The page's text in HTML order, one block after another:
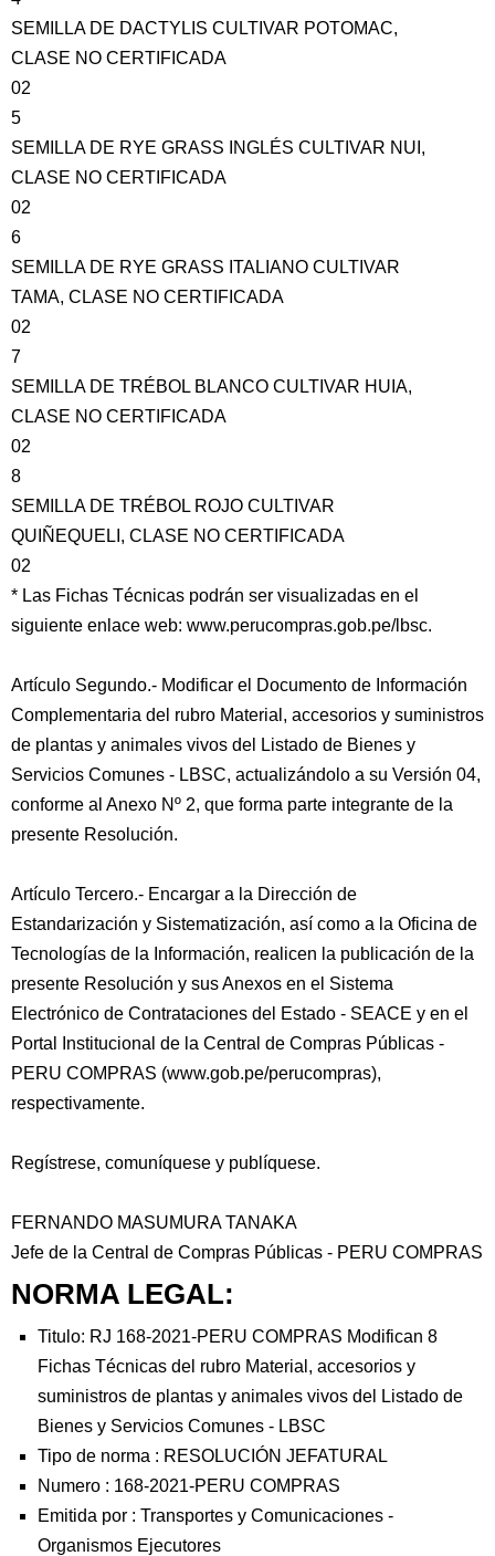
SEMILLA DE DACTYLIS CULTIVAR POTOMAC,
CLASE NO CERTIFICADA
02
5
SEMILLA DE RYE GRASS INGLÉS CULTIVAR NUI,
CLASE NO CERTIFICADA
02
6
SEMILLA DE RYE GRASS ITALIANO CULTIVAR
TAMA, CLASE NO CERTIFICADA
02
7
SEMILLA DE TRÉBOL BLANCO CULTIVAR HUIA,
CLASE NO CERTIFICADA
02
8
SEMILLA DE TRÉBOL ROJO CULTIVAR
QUIÑEQUELI, CLASE NO CERTIFICADA
02
* Las Fichas Técnicas podrán ser visualizadas en el
siguiente enlace web: www.perucompras.gob.pe/lbsc.
Artículo Segundo.- Modificar el Documento de Información
Complementaria del rubro Material, accesorios y suministros
de plantas y animales vivos del Listado de Bienes y
Servicios Comunes - LBSC, actualizándolo a su Versión 04,
conforme al Anexo Nº 2, que forma parte integrante de la
presente Resolución.
Artículo Tercero.- Encargar a la Dirección de
Estandarización y Sistematización, así como a la Oficina de
Tecnologías de la Información, realicen la publicación de la
presente Resolución y sus Anexos en el Sistema
Electrónico de Contrataciones del Estado - SEACE y en el
Portal Institucional de la Central de Compras Públicas -
PERU COMPRAS (www.gob.pe/perucompras),
respectivamente.
Regístrese, comuníquese y publíquese.
FERNANDO MASUMURA TANAKA
Jefe de la Central de Compras Públicas - PERU COMPRAS
NORMA LEGAL:
Titulo: RJ 168-2021-PERU COMPRAS Modifican 8
Fichas Técnicas del rubro Material, accesorios y
suministros de plantas y animales vivos del Listado de
Bienes y Servicios Comunes - LBSC
Tipo de norma : RESOLUCIÓN JEFATURAL
Numero : 168-2021-PERU COMPRAS
Emitida por : Transportes y Comunicaciones -
Organismos Ejecutores